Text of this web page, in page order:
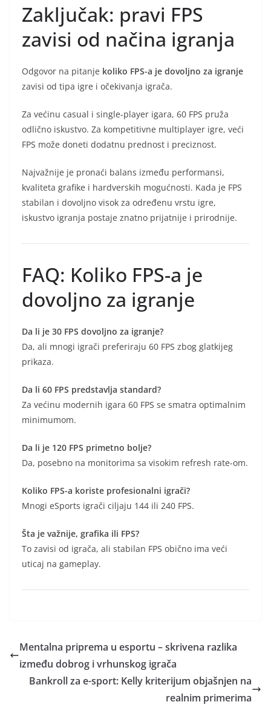
Zaključak: pravi FPS
zavisi od načina igranja
Odgovor na pitanje koliko FPS-a je dovoljno za igranje
zavisi od tipa igre i očekivanja igrača.
Za većinu casual i single-player igara, 60 FPS pruža
odlično iskustvo. Za kompetitivne multiplayer igre, veći
FPS može doneti dodatnu prednost i preciznost.
Najvažnije je pronaći balans između performansi,
kvaliteta grafike i hardverskih mogućnosti. Kada je FPS
stabilan i dovoljno visok za određenu vrstu igre,
iskustvo igranja postaje znatno prijatnije i prirodnije.
FAQ: Koliko FPS-a je
dovoljno za igranje
Da li je 30 FPS dovoljno za igranje?
Da, ali mnogi igrači preferiraju 60 FPS zbog glatkijeg
prikaza.
Da li 60 FPS predstavlja standard?
Za većinu modernih igara 60 FPS se smatra optimalnim
minimumom.
Da li je 120 FPS primetno bolje?
Da, posebno na monitorima sa visokim refresh rate-om.
Koliko FPS-a koriste profesionalni igrači?
Mnogi eSports igrači ciljaju 144 ili 240 FPS.
Šta je važnije, grafika ili FPS?
To zavisi od igrača, ali stabilan FPS obično ima veći
uticaj na gameplay.
Mentalna priprema u esportu – skrivena razlika
između dobrog i vrhunskog igrača
Bankroll za e-sport: Kelly kriterijum objašnjen na
realnim primerima